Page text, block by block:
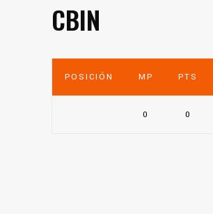
CBIN
POSICIÓN MP PTS
0 0